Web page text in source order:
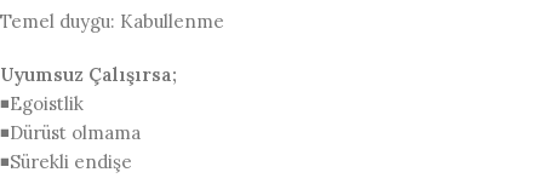
Temel duygu: Kabullenme
Uyumsuz Çalışırsa;
◾Egoistlik
◾Dürüst olmama
◾Sürekli endişe